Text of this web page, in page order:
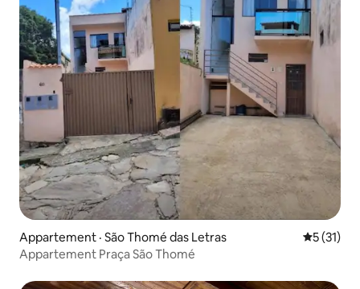
Appartement · São Thomé das Letras Note
5 (31)
Appartement Praça São Thomé